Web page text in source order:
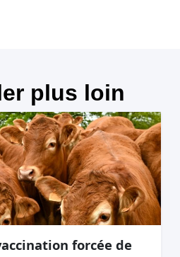
plus loin
forcée de